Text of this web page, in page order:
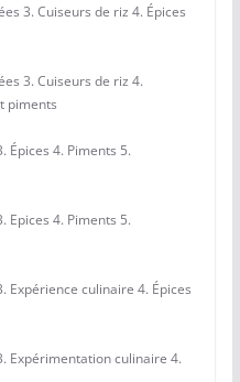
3. Cuiseurs de riz 4. Épices
3. Cuiseurs de riz 4.
piments
Épices 4. Piments 5.
Epices 4. Piments 5.
Expérience culinaire 4. Épices
Expérimentation culinaire 4.